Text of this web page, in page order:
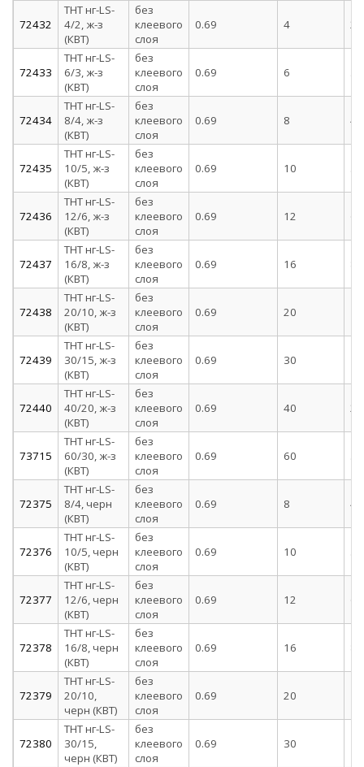
72432
ТНТ нг-LS-
4/2, ж-з
(КВТ)
без
клеевого
слоя
0.69 4 2
72433
ТНТ нг-LS-
6/3, ж-з
(КВТ)
без
клеевого
слоя
0.69 6
72434
ТНТ нг-LS-
8/4, ж-з
(КВТ)
без
клеевого
слоя
0.69 8 4
72435
ТНТ нг-LS-
10/5, ж-з
(КВТ)
без
клеевого
слоя
0.69 10
72436
ТНТ нг-LS-
12/6, ж-з
(КВТ)
без
клеевого
слоя
0.69 12
72437
ТНТ нг-LS-
16/8, ж-з
(КВТ)
без
клеевого
слоя
0.69 16
72438
ТНТ нг-LS-
20/10, ж-з
(КВТ)
без
клеевого
слоя
0.69 20
72439
ТНТ нг-LS-
30/15, ж-з
(КВТ)
без
клеевого
слоя
0.69 30
72440
ТНТ нг-LS-
40/20, ж-з
(КВТ)
без
клеевого
слоя
0.69 40 20
73715
ТНТ нг-LS-
60/30, ж-з
(КВТ)
без
клеевого
слоя
0.69 60
72375
ТНТ нг-LS-
8/4, черн
(КВТ)
без
клеевого
слоя
0.69 8 4
72376
ТНТ нг-LS-
10/5, черн
(КВТ)
без
клеевого
слоя
0.69 10
72377
ТНТ нг-LS-
12/6, черн
(КВТ)
без
клеевого
слоя
0.69 12
72378
ТНТ нг-LS-
16/8, черн
(КВТ)
без
клеевого
слоя
0.69 16
72379
ТНТ нг-LS-
20/10,
черн (КВТ)
без
клеевого
слоя
0.69 20
72380
ТНТ нг-LS-
30/15,
черн (КВТ)
без
клеевого
слоя
0.69 30